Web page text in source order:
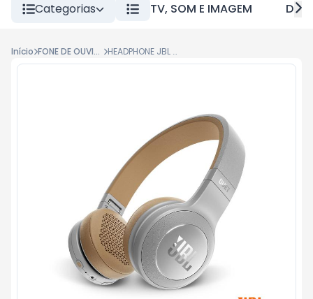
Categorias TV, SOM E IMAGEM
Início FONE DE OUVIDO HEADPHONE JBL DUET WHT/GOLD BLUETOOTH